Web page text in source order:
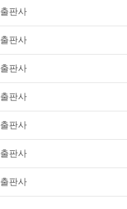
출판사
출판사
출판사
출판사
출판사
출판사
출판사